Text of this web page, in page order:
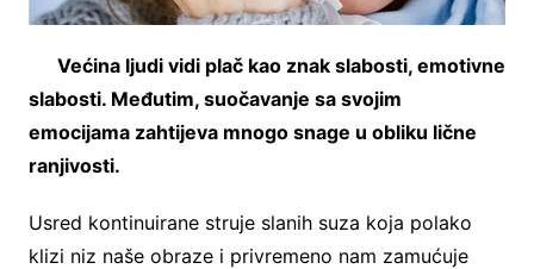
Većina ljudi vidi plač kao znak slabosti, emotivne
slabosti. Međutim, suočavanje sa svojim
emocijama zahtijeva mnogo snage u obliku lične
ranjivosti.
Usred kontinuirane struje slanih suza koja polako
klizi niz naše obraze i privremeno nam zamućuje